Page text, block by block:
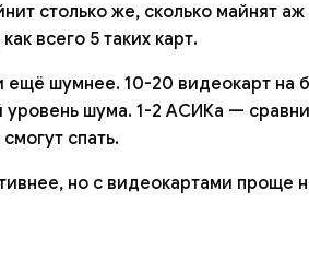
столько же, сколько майнят
всего 5 таких карт.
шумнее. 10-20 видеокарт на
шума. 1-2 АСИКа —
спать.
но с видеокартами проще